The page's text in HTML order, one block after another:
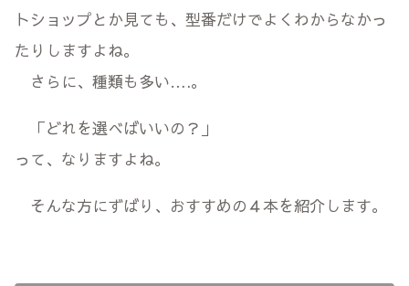
トショップとか見ても、型番だけでよくわからなかっ
たりしますよね。
さらに、種類も多い….。
「どれを選べばいいの？」
って、なりますよね。
そんな方にずばり、おすすめの４本を紹介します。